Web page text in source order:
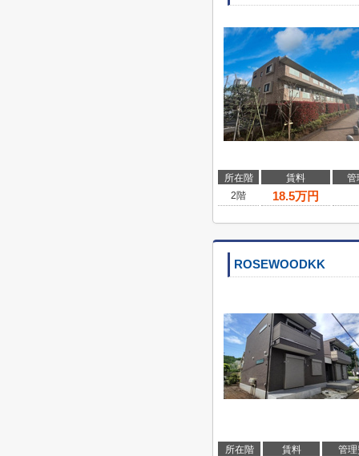
所在階 賃料
管
2階
18.5万円
ROSEWOODKK
所在階 賃料
管